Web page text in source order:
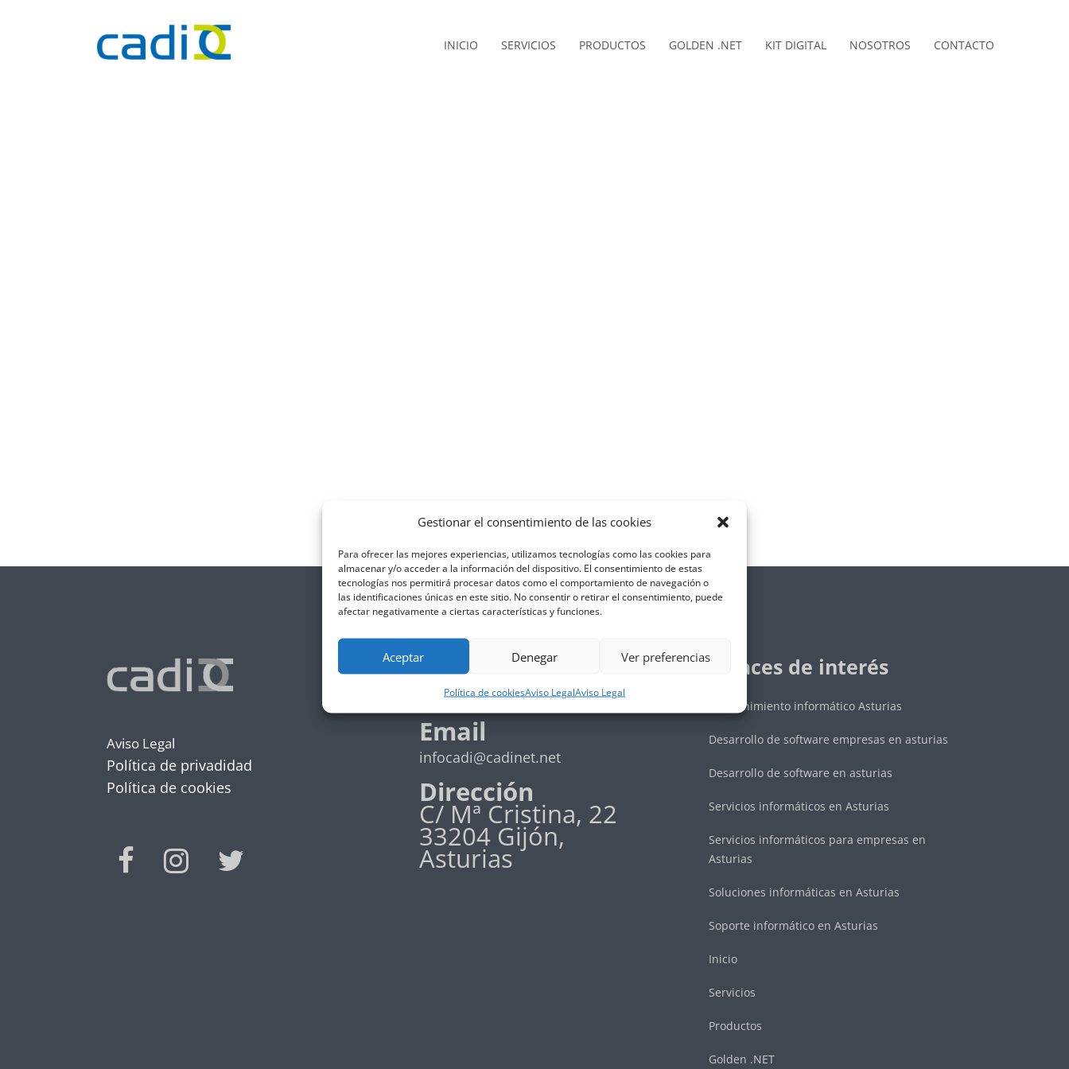
Gestionar el consentimiento de las cookies
Para ofrecer las mejores experiencias, utilizamos tecnologías como las cookies para
almacenar y/o acceder a la información del dispositivo. El consentimiento de estas
tecnologías nos permitirá procesar datos como el comportamiento de navegación o
las identificaciones únicas en este sitio. No consentir o retirar el consentimiento, puede
afectar negativamente a ciertas características y funciones.
Aceptar Denegar Ver preferencias
Política de cookiesAviso LegalAviso Legal
INICIO SERVICIOS PRODUCTOS GOLDEN .NET KIT DIGITAL NOSOTROS CONTACTO
Aviso Legal
Política de privadidad
Política de cookies
Teléfono
+34 985 19 58 42
Email
infocadi@cadinet.net
Dirección
C/ Mª Cristina, 22
33204 Gijón,
Asturias
Enlaces de interés
Mantenimiento informático Asturias
Desarrollo de software empresas en asturias
Desarrollo de software en asturias
Servicios informáticos en Asturias
Servicios informáticos para empresas en
Asturias
Soluciones informáticas en Asturias
Soporte informático en Asturias
Inicio
Servicios
Productos
Golden .NET